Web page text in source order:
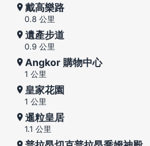
戴高樂路
0.8 公里
遺產步道
0.9 公里
Angkor 購物中心
1 公里
皇家花園
1 公里
暹粒皇居
1.1 公里